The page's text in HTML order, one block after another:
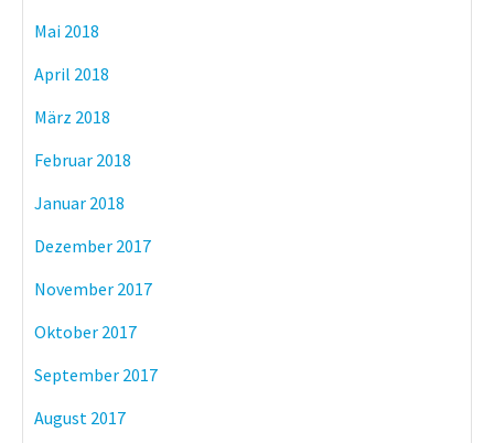
Mai 2018
April 2018
März 2018
Februar 2018
Januar 2018
Dezember 2017
November 2017
Oktober 2017
September 2017
August 2017